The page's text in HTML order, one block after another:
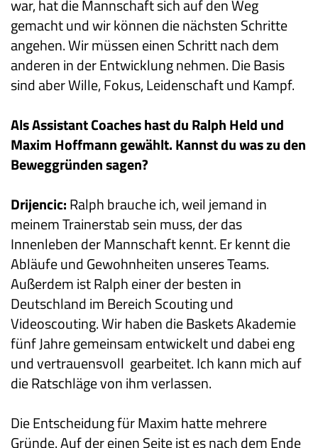
war, hat die Mannschaft sich auf den Weg
gemacht und wir können die nächsten Schritte
angehen. Wir müssen einen Schritt nach dem
anderen in der Entwicklung nehmen. Die Basis
sind aber Wille, Fokus, Leidenschaft und Kampf.
Als Assistant Coaches hast du Ralph Held und
Maxim Hoffmann gewählt. Kannst du was zu den
Beweggründen sagen?
Drijencic:Ralph brauche ich, weil jemand in
meinem Trainerstab sein muss, der das
Innenleben der Mannschaft kennt. Er kennt die
Abläufe und Gewohnheiten unseres Teams.
Außerdem ist Ralph einer der besten in
Deutschland im Bereich Scouting und
Videoscouting. Wir haben die Baskets Akademie
fünf Jahre gemeinsam entwickelt und dabei eng
und vertrauensvoll gearbeitet. Ich kann mich auf
die Ratschläge von ihm verlassen.
Die Entscheidung für Maxim hatte mehrere
Gründe. Auf der einen Seite ist es nach dem Ende